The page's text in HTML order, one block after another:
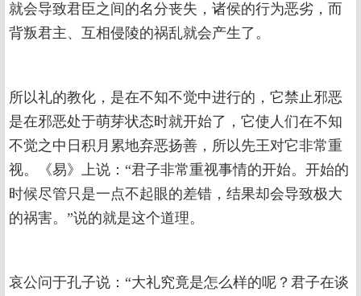
就会导致君臣之间的名分丧失，诸侯的行为恶劣，而
背叛君主、互相侵陵的祸乱就会产生了。
所以礼的教化，是在不知不觉中进行的，它禁止邪恶
是在邪恶处于萌芽状态时就开始了，它使人们在不知
不觉之中日积月累地弃恶扬善，所以先王对它非常重
视。《易》上说：“君子非常重视事情的开始。开始的
时候尽管只是一点不起眼的差错，结果却会导致极大
的祸害。”说的就是这个道理。
哀公问于孔子说：“大礼究竟是怎么样的呢？君子在谈